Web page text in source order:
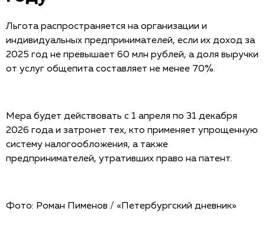
Льгота распространяется на организации и
индивидуальных предпринимателей, если их доход за
2025 год не превышает 60 млн рублей, а доля выручки
от услуг общепита составляет не менее 70%.
Мера будет действовать с 1 апреля по 31 декабря
2026 года и затронет тех, кто применяет упрощенную
систему налогообложения, а также
предпринимателей, утративших право на патент.
Фото: Роман Пименов / «Петербургский дневник»